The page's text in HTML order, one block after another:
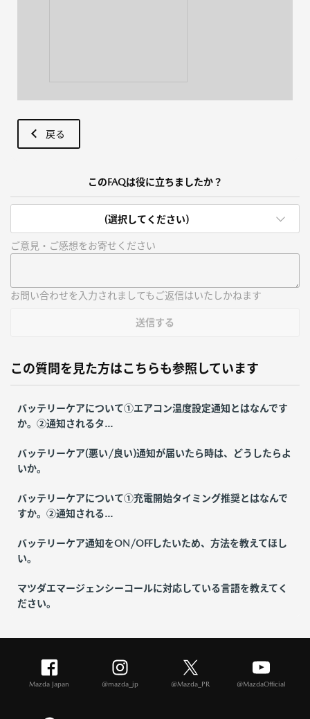
戻る
このFAQは役に立ちましたか？
(選択してください)
ご意見・ご感想をお寄せください
お問い合わせを入力されましてもご返信はいたしかねます
送信する
この質問を見た方はこちらも参照しています
バッテリーケアについて①エアコン温度設定通知とはなんです
か。②通知されるタ...
バッテリーケア(悪い/良い)通知が届いたら時は、どうしたらよ
いか。
バッテリーケアについて①充電開始タイミング推奨とはなんで
すか。②通知される...
バッテリーケア通知をON/OFFしたいため、方法を教えてほし
い。
マツダエマージェンシーコールに対応している言語を教えてく
ださい。
Mazda Japan @mazda_jp @Mazda_PR @MazdaOfficial